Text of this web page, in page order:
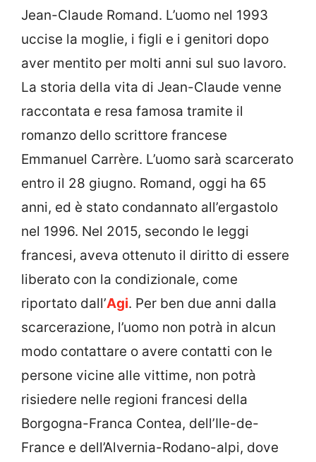
Jean-Claude Romand. L’uomo nel 1993
uccise la moglie, i figli e i genitori dopo
aver mentito per molti anni sul suo lavoro.
La storia della vita di Jean-Claude venne
raccontata e resa famosa tramite il
romanzo dello scrittore francese
Emmanuel Carrère. L’uomo sarà scarcerato
entro il 28 giugno. Romand, oggi ha 65
anni, ed è stato condannato all’ergastolo
nel 1996. Nel 2015, secondo le leggi
francesi, aveva ottenuto il diritto di essere
liberato con la condizionale, come
riportato dall’Agi. Per ben due anni dalla
scarcerazione, l’uomo non potrà in alcun
modo contattare o avere contatti con le
persone vicine alle vittime, non potrà
risiedere nelle regioni francesi della
Borgogna-Franca Contea, dell’Ile-de-
France e dell’Alvernia-Rodano-alpi, dove